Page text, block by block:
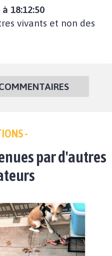
18:12:50
vivants et non des
-
par d'autres